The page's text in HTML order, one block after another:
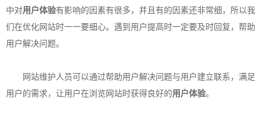
中对用户体验有影响的因素有很多，并且有的因素还非常细，所以我
们在优化网站时一一要细心。遇到用户提高时一定要及时回复，帮助
用户解决问题。
网站维护人员可以通过帮助用户解决问题与用户建立联系，满足
用户的需求，让用户在浏览网站时获得良好的用户体验。